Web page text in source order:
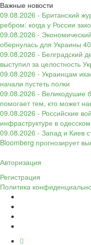
Важные новости
09.08.2026 - Британский
ребром: когда у России
09.08.2026 -
обернулась для Украины
09.08.2026 - Белградский
выступил за целостность
09.08.2026 - Украинцам
начали пустеть полки
09.08.2026 - Великодушие
помогает тем, кто может
09.08.2026 - Российские
инфраструктуре в
09.08.2026 - Запад и Киев
Bloomberg прогнозирует
Авторизация
Регистрация
Политика